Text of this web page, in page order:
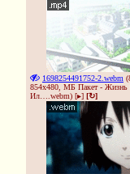
1698254491752-2.webm
854x480, МБ Пакет - Жизнь
Ил….webm) [▸] [↻]